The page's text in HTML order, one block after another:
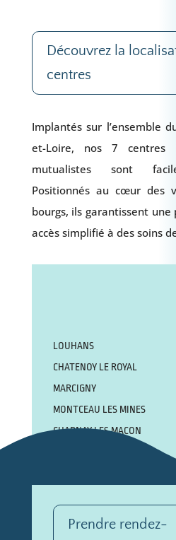
Découvrez la
centres
Implantés sur l’ensemble
et-Loire, nos 7 centres
mutualistes sont
Positionnés au cœur des
bourgs, ils garantissent
accès simplifié à des soins
LOUHANS
CHATENOY LE ROYAL
MARCIGNY
MONTCEAU LES MINES
CHARNAY LES MACON
Prendre rendez-